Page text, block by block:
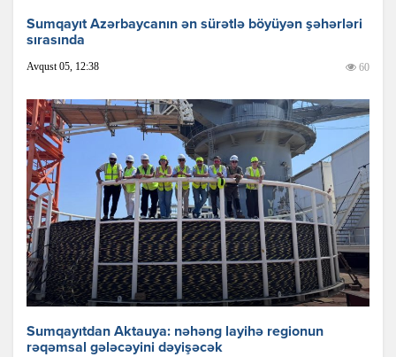
Sumqayıt Azərbaycanın ən sürətlə böyüyən şəhərləri
sırasında
Avqust 05, 12:38 60
Sumqayıtdan Aktauya: nəhəng layihə regionun
rəqəmsal gələcəyini dəyişəcək